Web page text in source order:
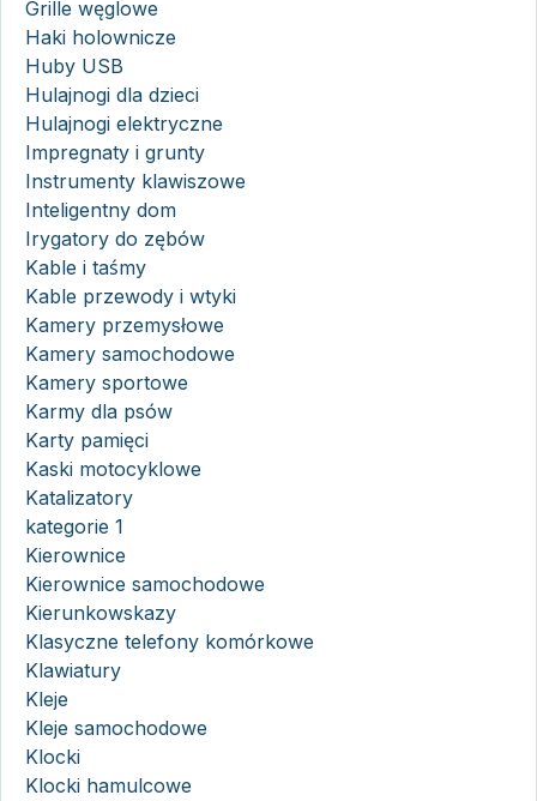
Grille węglowe
Haki holownicze
Huby USB
Hulajnogi dla dzieci
Hulajnogi elektryczne
Impregnaty i grunty
Instrumenty klawiszowe
Inteligentny dom
Irygatory do zębów
Kable i taśmy
Kable przewody i wtyki
Kamery przemysłowe
Kamery samochodowe
Kamery sportowe
Karmy dla psów
Karty pamięci
Kaski motocyklowe
Katalizatory
kategorie 1
Kierownice
Kierownice samochodowe
Kierunkowskazy
Klasyczne telefony komórkowe
Klawiatury
Kleje
Kleje samochodowe
Klocki
Klocki hamulcowe